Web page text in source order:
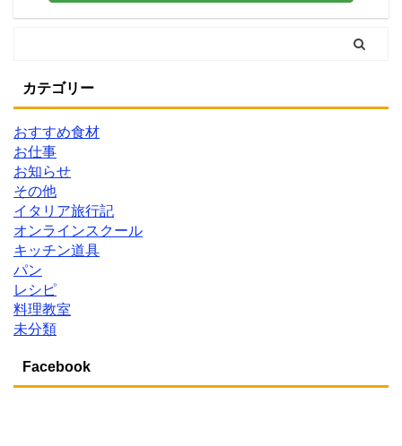
カテゴリー
おすすめ食材
お仕事
お知らせ
その他
イタリア旅行記
オンラインスクール
キッチン道具
パン
レシピ
料理教室
未分類
Facebook